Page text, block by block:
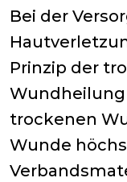
Bei der
Prinzip der
trockenen
Wunde